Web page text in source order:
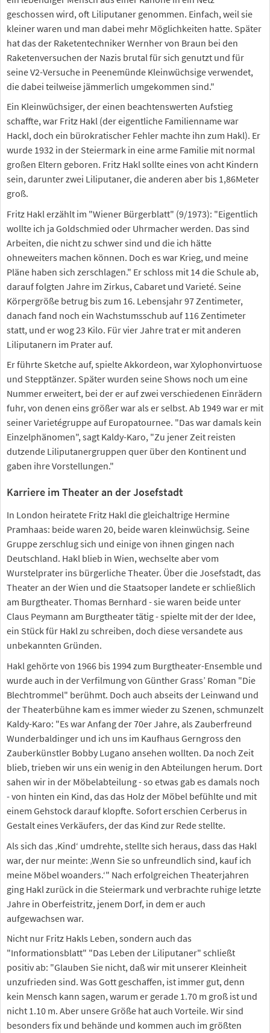
geschossen wird, oft Liliputaner genommen. Einfach, weil sie
kleiner waren und man dabei mehr Möglichkeiten hatte. Später
hat das der Raketentechniker Wernher von Braun bei den
Raketenversuchen der Nazis brutal für sich genutzt und für
seine V2-Versuche in Peenemünde Kleinwüchsige verwendet,
die dabei teilweise jämmerlich umgekommen sind."
Ein Kleinwüchsiger, der einen beachtenswerten Aufstieg
schaffte, war Fritz Hakl (der eigentliche Familienname war
Hackl, doch ein bürokratischer Fehler machte ihn zum Hakl). Er
wurde 1932 in der Steiermark in eine arme Familie mit normal
großen Eltern geboren. Fritz Hakl sollte eines von acht Kindern
sein, darunter zwei Liliputaner, die anderen aber bis 1,86Meter
groß.
Fritz Hakl erzählt im "Wiener Bürgerblatt" (9/1973): "Eigentlich
wollte ich ja Goldschmied oder Uhrmacher werden. Das sind
Arbeiten, die nicht zu schwer sind und die ich hätte
ohneweiters machen können. Doch es war Krieg, und meine
Pläne haben sich zerschlagen." Er schloss mit 14 die Schule ab,
darauf folgten Jahre im Zirkus, Cabaret und Varieté. Seine
Körpergröße betrug bis zum 16. Lebensjahr 97 Zentimeter,
danach fand noch ein Wachstumsschub auf 116 Zentimeter
statt, und er wog 23 Kilo. Für vier Jahre trat er mit anderen
Liliputanern im Prater auf.
Er führte Sketche auf, spielte Akkordeon, war Xylophonvirtuose
und Stepptänzer. Später wurden seine Shows noch um eine
Nummer erweitert, bei der er auf zwei verschiedenen Einrädern
fuhr, von denen eins größer war als er selbst. Ab 1949 war er mit
seiner Varietégruppe auf Europatournee. "Das war damals kein
Einzelphänomen", sagt Kaldy-Karo, "Zu jener Zeit reisten
dutzende Liliputanergruppen quer über den Kontinent und
gaben ihre Vorstellungen."
Karriere im Theater an der Josefstadt
In London heiratete Fritz Hakl die gleichaltrige Hermine
Pramhaas: beide waren 20, beide waren kleinwüchsig. Seine
Gruppe zerschlug sich und einige von ihnen gingen nach
Deutschland. Hakl blieb in Wien, wechselte aber vom
Wurstelprater ins bürgerliche Theater. Über die Josefstadt, das
Theater an der Wien und die Staatsoper landete er schließlich
am Burgtheater. Thomas Bernhard - sie waren beide unter
Claus Peymann am Burgtheater tätig - spielte mit der der Idee,
ein Stück für Hakl zu schreiben, doch diese versandete aus
unbekannten Gründen.
Hakl gehörte von 1966 bis 1994 zum Burgtheater-Ensemble und
wurde auch in der Verfilmung von Günther Grass’ Roman "Die
Blechtrommel" berühmt. Doch auch abseits der Leinwand und
der Theaterbühne kam es immer wieder zu Szenen, schmunzelt
Kaldy-Karo: "Es war Anfang der 70er Jahre, als Zauberfreund
Wunderbaldinger und ich uns im Kaufhaus Gerngross den
Zauberkünstler Bobby Lugano ansehen wollten. Da noch Zeit
blieb, trieben wir uns ein wenig in den Abteilungen herum. Dort
sahen wir in der Möbelabteilung - so etwas gab es damals noch
- von hinten ein Kind, das das Holz der Möbel befühlte und mit
einem Gehstock darauf klopfte. Sofort erschien Cerberus in
Gestalt eines Verkäufers, der das Kind zur Rede stellte.
Als sich das ‚Kind‘ umdrehte, stellte sich heraus, dass das Hakl
war, der nur meinte: ‚Wenn Sie so unfreundlich sind, kauf ich
meine Möbel woanders.‘" Nach erfolgreichen Theaterjahren
ging Hakl zurück in die Steiermark und verbrachte ruhige letzte
Jahre in Oberfeistritz, jenem Dorf, in dem er auch
aufgewachsen war.
Nicht nur Fritz Hakls Leben, sondern auch das
"Informationsblatt" "Das Leben der Liliputaner" schließt
positiv ab: "Glauben Sie nicht, daß wir mit unserer Kleinheit
unzufrieden sind. Was Gott geschaffen, ist immer gut, denn
kein Mensch kann sagen, warum er gerade 1.70 m groß ist und
nicht 1.10 m. Aber unsere Größe hat auch Vorteile. Wir sind
besonders fix und behände und kommen auch im größten